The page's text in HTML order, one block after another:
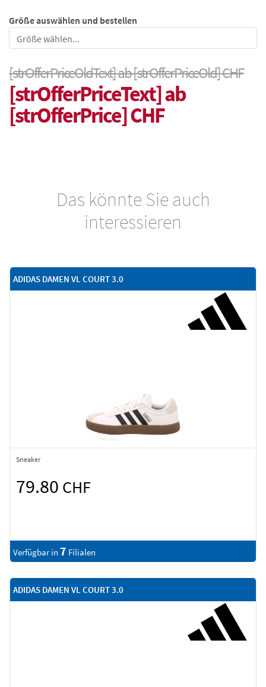
Größe auswählen und bestellen
Größe
[strOfferPriceOldText] ab [strOfferPriceOld] CHF
[strOfferPriceText] ab
[strOfferPrice] CHF
Das könnte Sie auch
interessieren
ADIDAS DAMEN VL COURT 3.0
Sneaker
79.80 CHF
Verfügbar in 7 Filialen
ADIDAS DAMEN VL COURT 3.0